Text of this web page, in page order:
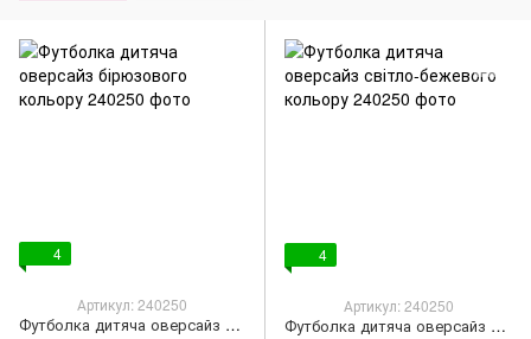
4
Артикул: 240250
Футболка дитяча оверсайз бірюзового кольору
4
Артикул: 240250
Футболка дитяча оверсайз світло-бежевого кольору